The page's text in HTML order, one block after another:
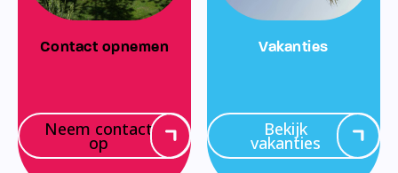
Contact opnemen
Neem contact
op
Vakanties
Bekijk
vakanties